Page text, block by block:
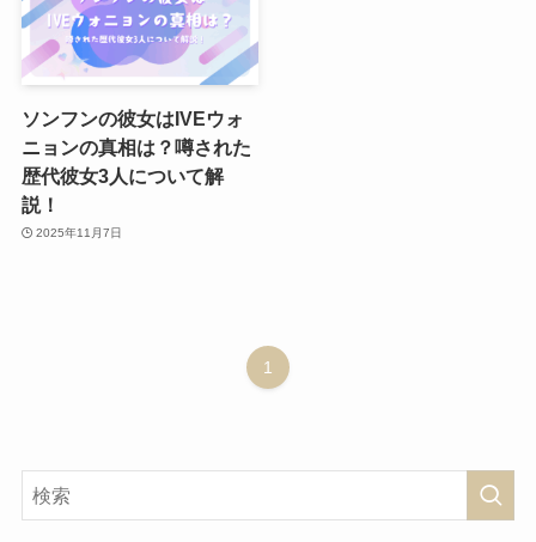
ソンフンの彼女はIVEウォ
ニョンの真相は？噂された
歴代彼女3人について解
説！
2025年11月7日
1